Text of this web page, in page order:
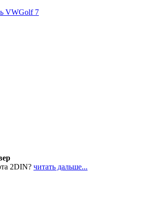
VWGolf 7
2DIN? читать дальше...